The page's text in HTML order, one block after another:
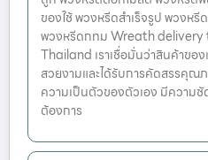
ของใช้ พวงหรีดสำเร็จรูป พวงห
พวงหรีดกทม Wreath
Thailand เราเชื่อมั่นว่าสินค้าขอ
สวยงามและได้รับการคัดสรรคุ
ความเป็นตัวของตัวเอง มีความ
ต้องการ